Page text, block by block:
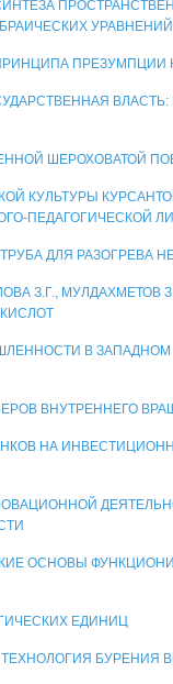
УРАВНЕНИЙ
ПРЕЗУМПЦИИ
ШЕРОХОВАТОЙ
КУЛЬТУРЫ
ПЕДАГОГИЧЕСКОЙ
ДЛЯ РАЗОГРЕВА
З.Г.,
В ЗАПАДНОМ
ВНУТРЕННЕГО
НА
ОСНОВЫ
ЕДИНИЦ
БУРЕНИЯ